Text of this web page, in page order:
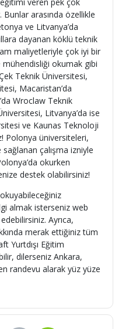
arasında özellikle
ve Litvanya’da
dayanan köklü teknik
maliyetleriyle çok iyi bir
mühendisliği okumak gibi
Teknik Üniversitesi,
Macaristan’da
Wroclaw Teknik
Litvanya’da ise
ve Kaunas Teknoloji
Polonya üniversiteleri,
çalışma izniyle
okurken
destek olabilirsiniz!
almak isterseniz web
Ayrıca,
merak ettiğiniz tüm
Yurtdışı Eğitim
dilerseniz Ankara,
randevu alarak yüz yüze